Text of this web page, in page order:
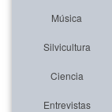
Música
Silvicultura
Ciencia
Entrevistas